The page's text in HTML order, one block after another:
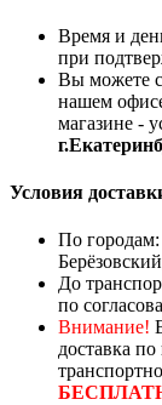
Время и
при
Вы можете
нашем
магазине -
Условия
По
До
по
Внимание!
доставка